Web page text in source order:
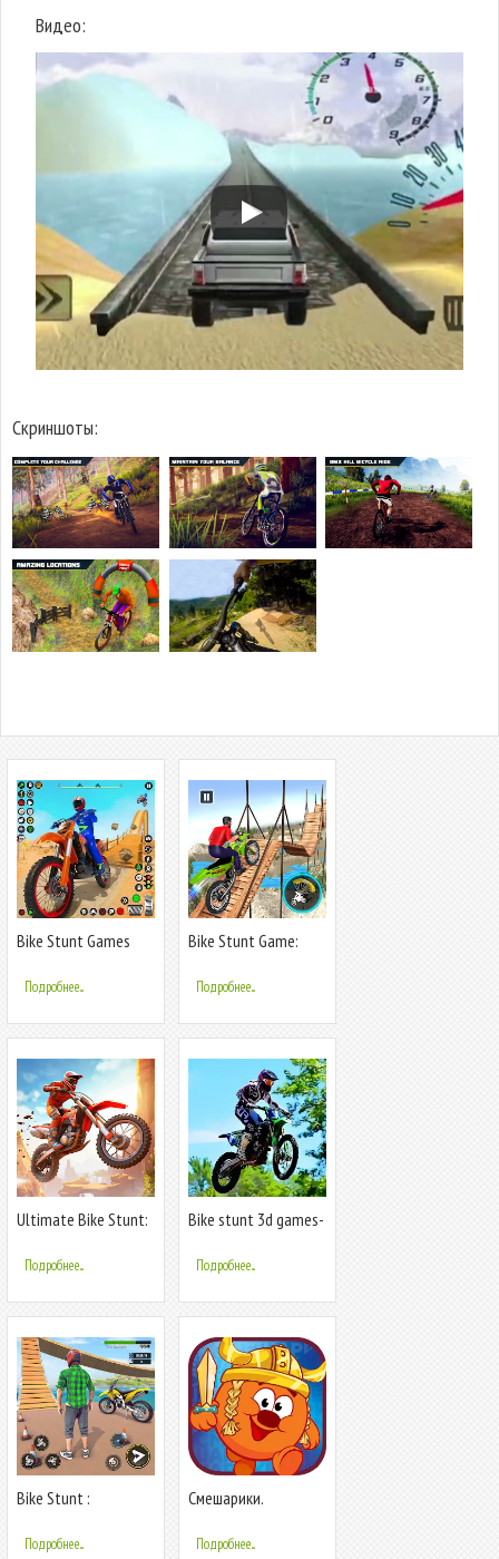
Видео:
Скриншоты:
Bike Stunt Games
Подробнее...
Bike Stunt Game:
Подробнее...
Ultimate Bike Stunt:
Подробнее...
Bike stunt 3d games-
Подробнее...
Bike Stunt :
Подробнее...
Смешарики.
Подробнее...